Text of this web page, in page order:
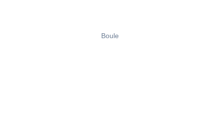
Boule